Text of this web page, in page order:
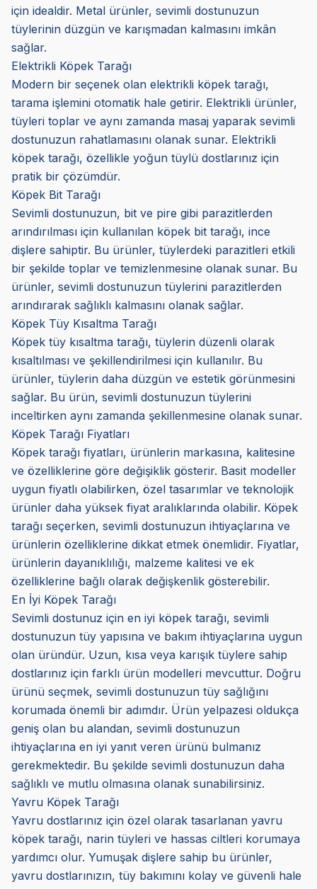
için idealdir. Metal ürünler, sevimli dostunuzun
tüylerinin düzgün ve karışmadan kalmasını imkân
sağlar.
Elektrikli Köpek Tarağı
Modern bir seçenek olan elektrikli köpek tarağı,
tarama işlemini otomatik hale getirir. Elektrikli ürünler,
tüyleri toplar ve aynı zamanda masaj yaparak sevimli
dostunuzun rahatlamasını olanak sunar. Elektrikli
köpek tarağı, özellikle yoğun tüylü dostlarınız için
pratik bir çözümdür.
Köpek Bit Tarağı
Sevimli dostunuzun, bit ve pire gibi parazitlerden
arındırılması için kullanılan köpek bit tarağı, ince
dişlere sahiptir. Bu ürünler, tüylerdeki parazitleri etkili
bir şekilde toplar ve temizlenmesine olanak sunar. Bu
ürünler, sevimli dostunuzun tüylerini parazitlerden
arındırarak sağlıklı kalmasını olanak sağlar.
Köpek Tüy Kısaltma Tarağı
Köpek tüy kısaltma tarağı, tüylerin düzenli olarak
kısaltılması ve şekillendirilmesi için kullanılır. Bu
ürünler, tüylerin daha düzgün ve estetik görünmesini
sağlar. Bu ürün, sevimli dostunuzun tüylerini
inceltirken aynı zamanda şekillenmesine olanak sunar.
Köpek Tarağı Fiyatları
Köpek tarağı fiyatları, ürünlerin markasına, kalitesine
ve özelliklerine göre değişiklik gösterir. Basit modeller
uygun fiyatlı olabilirken, özel tasarımlar ve teknolojik
ürünler daha yüksek fiyat aralıklarında olabilir. Köpek
tarağı seçerken, sevimli dostunuzun ihtiyaçlarına ve
ürünlerin özelliklerine dikkat etmek önemlidir. Fiyatlar,
ürünlerin dayanıklılığı, malzeme kalitesi ve ek
özelliklerine bağlı olarak değişkenlik gösterebilir.
En İyi Köpek Tarağı
Sevimli dostunuz için en iyi köpek tarağı, sevimli
dostunuzun tüy yapısına ve bakım ihtiyaçlarına uygun
olan üründür. Uzun, kısa veya karışık tüylere sahip
dostlarınız için farklı ürün modelleri mevcuttur. Doğru
ürünü seçmek, sevimli dostunuzun tüy sağlığını
korumada önemli bir adımdır. Ürün yelpazesi oldukça
geniş olan bu alandan, sevimli dostunuzun
ihtiyaçlarına en iyi yanıt veren ürünü bulmanız
gerekmektedir. Bu şekilde sevimli dostunuzun daha
sağlıklı ve mutlu olmasına olanak sunabilirsiniz.
Yavru Köpek Tarağı
Yavru dostlarınız için özel olarak tasarlanan yavru
köpek tarağı, narin tüyleri ve hassas ciltleri korumaya
yardımcı olur. Yumuşak dişlere sahip bu ürünler,
yavru dostlarınızın, tüy bakımını kolay ve güvenli hale